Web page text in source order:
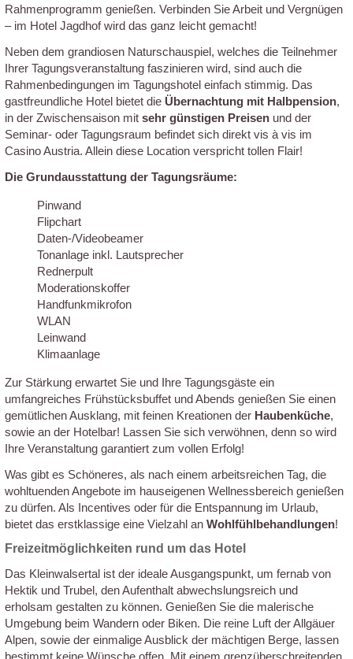
Rahmenprogramm genießen. Verbinden Sie Arbeit und Vergnügen
– im Hotel Jagdhof wird das ganz leicht gemacht!
Neben dem grandiosen Naturschauspiel, welches die Teilnehmer
Ihrer Tagungsveranstaltung faszinieren wird, sind auch die
Rahmenbedingungen im Tagungshotel einfach stimmig. Das
gastfreundliche Hotel bietet die Übernachtung mit Halbpension,
in der Zwischensaison mit sehr günstigen Preisen und der
Seminar- oder Tagungsraum befindet sich direkt vis à vis im
Casino Austria. Allein diese Location verspricht tollen Flair!
Die Grundausstattung der Tagungsräume:
Pinwand
Flipchart
Daten-/Videobeamer
Tonanlage inkl. Lautsprecher
Rednerpult
Moderationskoffer
Handfunkmikrofon
WLAN
Leinwand
Klimaanlage
Zur Stärkung erwartet Sie und Ihre Tagungsgäste ein
umfangreiches Frühstücksbuffet und Abends genießen Sie einen
gemütlichen Ausklang, mit feinen Kreationen der Haubenküche,
sowie an der Hotelbar! Lassen Sie sich verwöhnen, denn so wird
Ihre Veranstaltung garantiert zum vollen Erfolg!
Was gibt es Schöneres, als nach einem arbeitsreichen Tag, die
wohltuenden Angebote im hauseigenen Wellnessbereich genießen
zu dürfen. Als Incentives oder für die Entspannung im Urlaub,
bietet das erstklassige eine Vielzahl an Wohlfühlbehandlungen!
Freizeitmöglichkeiten rund um das Hotel
Das Kleinwalsertal ist der ideale Ausgangspunkt, um fernab von
Hektik und Trubel, den Aufenthalt abwechslungsreich und
erholsam gestalten zu können. Genießen Sie die malerische
Umgebung beim Wandern oder Biken. Die reine Luft der Allgäuer
Alpen, sowie der einmalige Ausblick der mächtigen Berge, lassen
bestimmt keine Wünsche offen. Mit einem grenzüberschreitenden